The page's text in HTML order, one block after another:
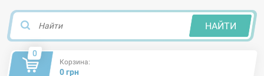
НАЙТИ
0
Корзина:
0 грн